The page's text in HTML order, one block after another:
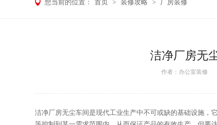
您当前的位置： 首页 > 装修攻略 > 厂房装修
洁净厂房无
作者： 办公室装修
洁净厂房无尘车间是现代工业生产中不可或缺的基础设施，